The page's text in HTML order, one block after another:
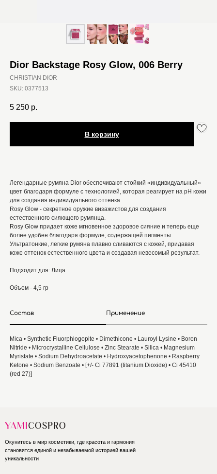
Dior Backstage Rosy Glow, 006 Berry
CHRISTIAN DIOR
SKU: 0377513
5 250 р.
В корзину
Легендарные румяна Dior обеспечивают стойкий «индивидуальный»
цвет благодаря формуле с технологией, которая реагирует на pH кожи
для создания индивидуального оттенка.
Rosy Glow - секретное оружие визажистов для создания
естественного сияющего румянца.
Rosy Glow придает коже мгновенное здоровое сияние и теперь еще
более удобен благодаря формуле, содержащей пигменты.
Ультратонкие, легкие румяна плавно сливаются с кожей, придавая
коже оттенок естественного цвета и создавая невесомый результат.
Подходит для: Лица
Объем - 4,5 гр
Состав Применение
Mica • Synthetic Fluorphlogopite • Dimethicone • Lauroyl Lysine • Boron
Nitride • Microcrystalline Cellulose • Zinc Stearate • Silica • Magnesium
Myristate • Sodium Dehydroacetate • Hydroxyacetophenone • Raspberry
Ketone • Sodium Benzoate • [+/- Ci 77891 (titanium Dioxide) • Ci 45410
(red 27)]
Окунитесь в мир косметики, где красота и гармония
становятся единой и незабываемой историей вашей
уникальности